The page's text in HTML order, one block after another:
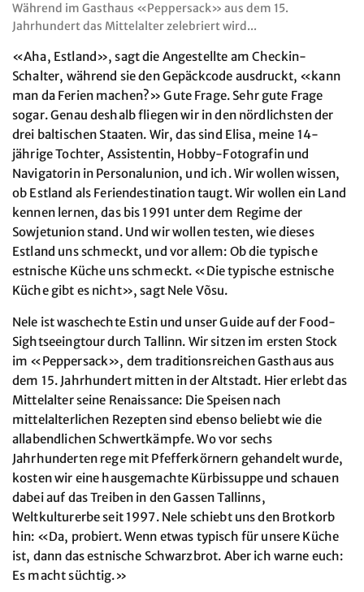
Während im Gasthaus «Peppersack» aus dem 15.
Jahrhundert das Mittelalter zelebriert wird...
«Aha, Estland», sagt die Angestellte am Checkin-
Schalter, während sie den Gepäckcode ausdruckt, «kann
man da Ferien machen?» Gute Frage. Sehr gute Frage
sogar. Genau deshalb fliegen wir in den nördlichsten der
drei baltischen Staaten. Wir, das sind Elisa, meine 14-
jährige Tochter, Assistentin, Hobby-Fotografin und
Navigatorin in Personalunion, und ich. Wir wollen wissen,
ob Estland als Feriendestination taugt. Wir wollen ein Land
kennen lernen, das bis 1991 unter dem Regime der
Sowjetunion stand. Und wir wollen testen, wie dieses
Estland uns schmeckt, und vor allem: Ob die typische
estnische Küche uns schmeckt. «Die typische estnische
Küche gibt es nicht», sagt Nele Võsu.
Nele ist waschechte Estin und unser Guide auf der Food-
Sightseeingtour durch Tallinn. Wir sitzen im ersten Stock
im «Peppersack», dem traditionsreichen Gasthaus aus
dem 15. Jahrhundert mitten in der Altstadt. Hier erlebt das
Mittelalter seine Renaissance: Die Speisen nach
mittelalterlichen Rezepten sind ebenso beliebt wie die
allabendlichen Schwertkämpfe. Wo vor sechs
Jahrhunderten rege mit Pfefferkörnern gehandelt wurde,
kosten wir eine hausgemachte Kürbissuppe und schauen
dabei auf das Treiben in den Gassen Tallinns,
Weltkulturerbe seit 1997. Nele schiebt uns den Brotkorb
hin: «Da, probiert. Wenn etwas typisch für unsere Küche
ist, dann das estnische Schwarzbrot. Aber ich warne euch:
Es macht süchtig.»